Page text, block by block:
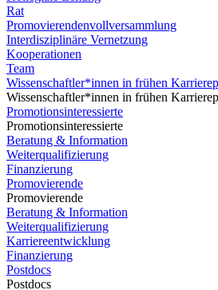
Rat
Promovierendenvollversammlung
Interdisziplinäre Vernetzung
Kooperationen
Team
Wissenschaftler*innen in frühen
Wissenschaftler*innen in frühen
Promotionsinteressierte
Promotionsinteressierte
Beratung & Information
Weiterqualifizierung
Finanzierung
Promovierende
Promovierende
Beratung & Information
Weiterqualifizierung
Karriereentwicklung
Finanzierung
Postdocs
Postdocs